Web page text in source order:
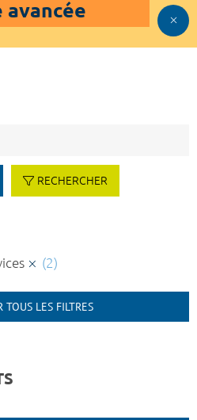
avancée
RECHERCHER
(2)
TOUS LES FILTRES